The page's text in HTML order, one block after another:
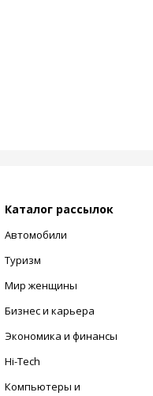
Каталог рассылок
Автомобили
Туризм
Мир женщины
Бизнес и карьера
Экономика и финансы
Hi-Tech
Компьютеры и